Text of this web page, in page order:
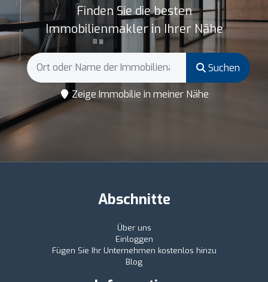
Finden Sie die besten
Immobilienmakler in Ihrer Nähe
Suchen
Zeige Immobilie in meiner Nähe
Abschnitte
Über uns
Einloggen
Fügen Sie Ihr Unternehmen kostenlos hinzu
Blog